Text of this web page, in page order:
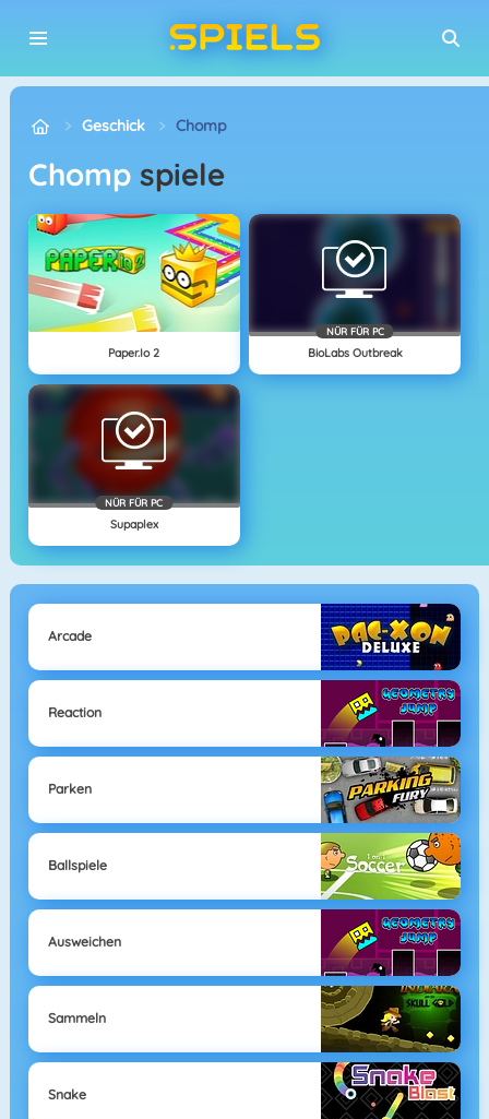
Geschick Chomp
Chompspiele
Paper.io 2
NÜR FÜR PC
BioLabs Outbreak
NÜR FÜR PC
Supaplex
Arcade
Reaction
Parken
Ballspiele
Ausweichen
Sammeln
Snake